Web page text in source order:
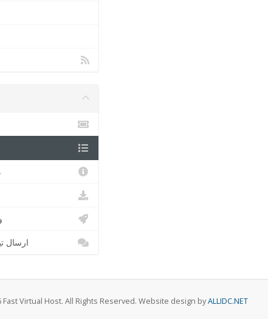
ارسال
Virtual Host. All Rights Reserved. Website design byALLIDC.NET